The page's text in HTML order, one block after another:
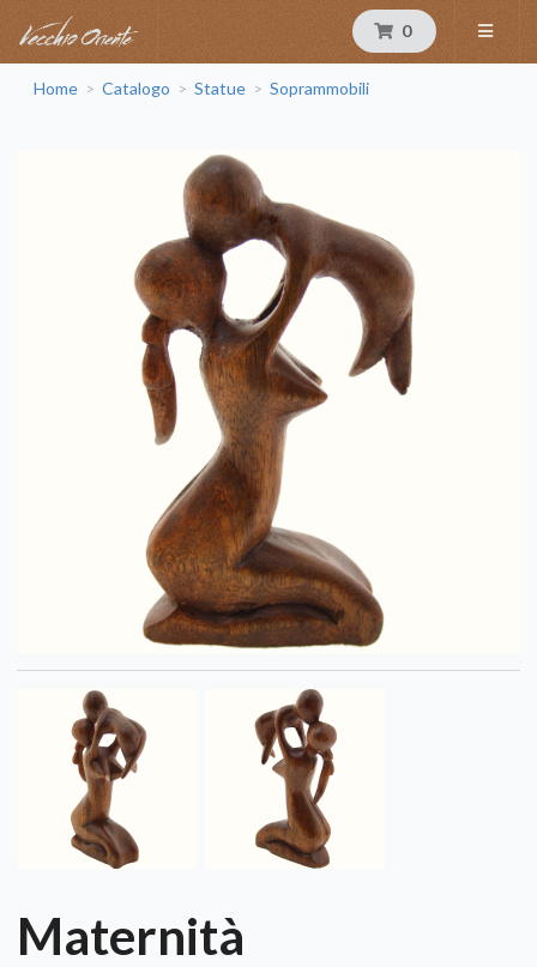
0
Home > Catalogo > Statue > Soprammobili
Maternità